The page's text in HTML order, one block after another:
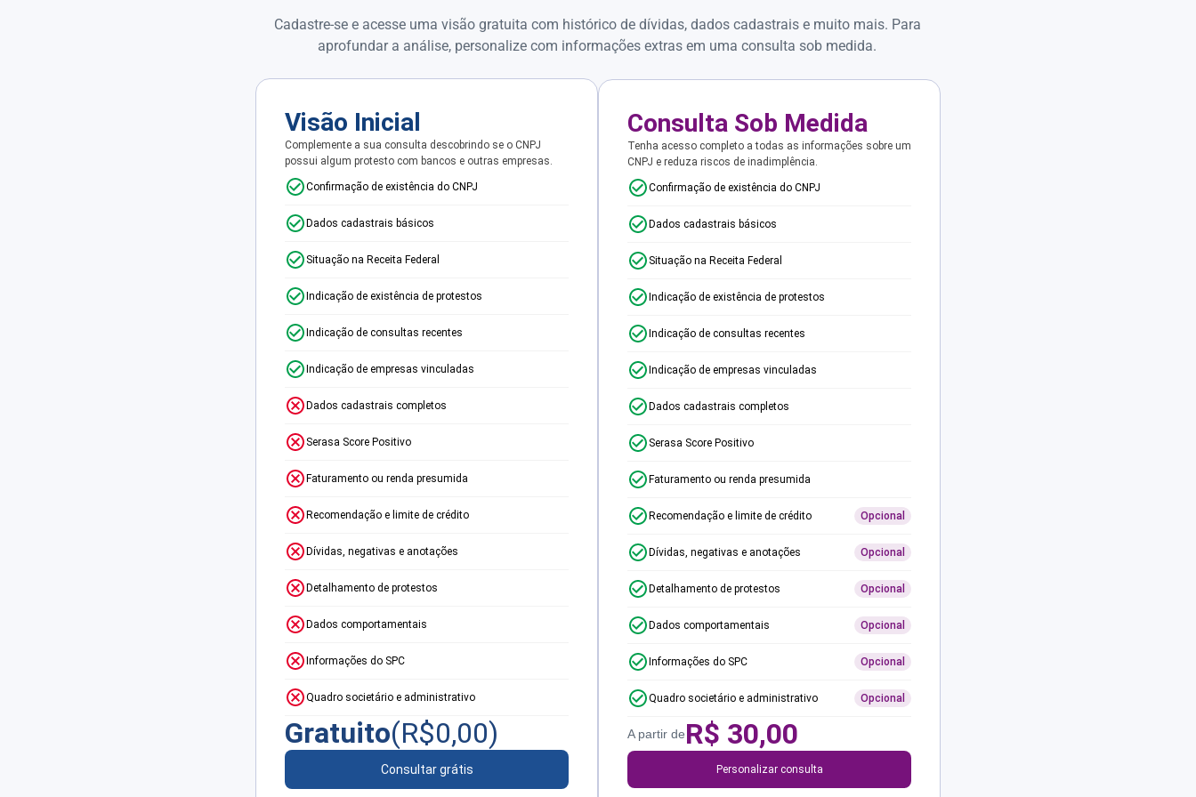
Cadastre-se e acesse uma visão gratuita com histórico de dívidas, dados cadastrais e muito mais. Para
aprofundar a análise, personalize com informações extras em uma consulta sob medida.
Visão Inicial
Complemente a sua consulta descobrindo se o CNPJ
possui algum protesto com bancos e outras empresas.
Confirmação de existência do CNPJ
Dados cadastrais básicos
Situação na Receita Federal
Indicação de existência de protestos
Indicação de consultas recentes
Indicação de empresas vinculadas
Dados cadastrais completos
Serasa Score Positivo
Faturamento ou renda presumida
Recomendação e limite de crédito
Dívidas, negativas e anotações
Detalhamento de protestos
Dados comportamentais
Informações do SPC
Quadro societário e administrativo
Gratuito(R$0,00)
Consultar grátis
Consulta Sob Medida
Tenha acesso completo a todas as informações sobre um
CNPJ e reduza riscos de inadimplência.
Confirmação de existência do CNPJ
Dados cadastrais básicos
Situação na Receita Federal
Indicação de existência de protestos
Indicação de consultas recentes
Indicação de empresas vinculadas
Dados cadastrais completos
Serasa Score Positivo
Faturamento ou renda presumida
Recomendação e limite de crédito Opcional
Dívidas, negativas e anotações Opcional
Detalhamento de protestos Opcional
Dados comportamentais Opcional
Informações do SPC Opcional
Quadro societário e administrativo Opcional
A partir deR$ 30,00
Personalizar consulta